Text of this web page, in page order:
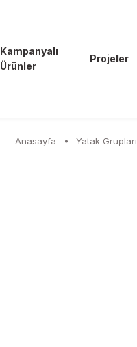
Kampanyalı
Ürünler
Projeler
Anasayfa Yatak Grupları